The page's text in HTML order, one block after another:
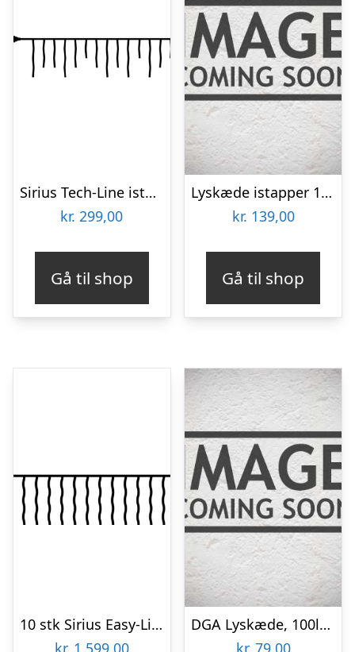
Sirius Tech-Line istapper udendørs lyskæde, 100 varm hvide lys, 2,5×0,6 meter, startsæt
kr. 299,00
Gå til shop
Lyskæde istapper 160 LED
kr. 139,00
Gå til shop
10 stk Sirius Easy-Line istapper udendørs lyskæde, 400 varm hvide lys, 9 meter
kr. 1.599,00
DGA Lyskæde, 100led 200cm Faldenede Istapper Hvid – 23141009
kr. 79,00